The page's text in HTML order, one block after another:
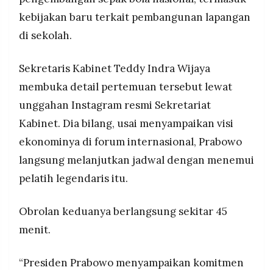
MEDIA
PRAMUDITA
©
Resolusi.co
2026
RESOLUSI
MEDIA
PRAMUDITA
usia dini, kualitas kompetisi, hingga pelatihan
pelatih.
kebijakan baru terkait pembangunan lapangan
di sekolah.
Sekretaris Kabinet Teddy Indra Wijaya
membuka detail pertemuan tersebut lewat
unggahan Instagram resmi Sekretariat
Kabinet. Dia bilang, usai menyampaikan visi
ekonominya di forum internasional, Prabowo
langsung melanjutkan jadwal dengan menemui
pelatih legendaris itu.
Obrolan keduanya berlangsung sekitar 45
menit.
“Presiden Prabowo menyampaikan komitmen